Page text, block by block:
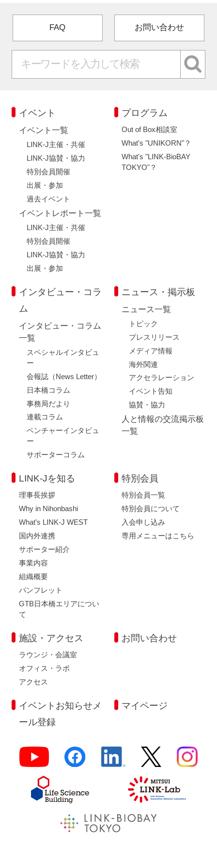
FAQ お問い合わせ
イベント
イベント一覧
LINK-J主催・共催
LINK-J協賛・協力
特別会員開催
出展・参加
過去イベント
イベントレポート一覧
LINK-J主催・共催
特別会員開催
LINK-J協賛・協力
出展・参加
プログラム
Out of Box相談室
What's "UNIKORN"？
What's "LINK-BioBAY
TOKYO"？
インタビュー・コラ
ム
インタビュー・コラム
一覧
スペシャルインタビュ
ー
会報誌（News Letter）
日本橋コラム
事務局だより
連載コラム
ベンチャーインタビュ
ー
サポーターコラム
ニュース・掲示板
ニュース一覧
トピック
プレスリリース
メディア情報
海外関連
アクセラレーション
イベント告知
協賛・協力
人と情報の交流掲示板
一覧
LINK-Jを知る
理事長挨拶
Why in Nihonbashi
What’s LINK-J WEST
国内外連携
サポーター紹介
事業内容
組織概要
パンフレット
GTB日本橋エリアについ
て
特別会員
特別会員一覧
特別会員について
入会申し込み
専用メニューはこちら
施設・アクセス
ラウンジ・会議室
オフィス・ラボ
アクセス
お問い合わせ
イベントお知らせメ
ール登録
マイページ